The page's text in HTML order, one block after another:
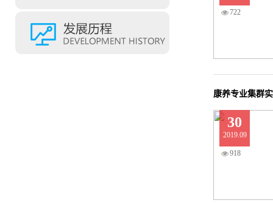
722
康养专业集群
30
2019.09
918